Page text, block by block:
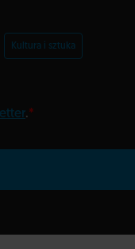
Kultura i sztuka
.*